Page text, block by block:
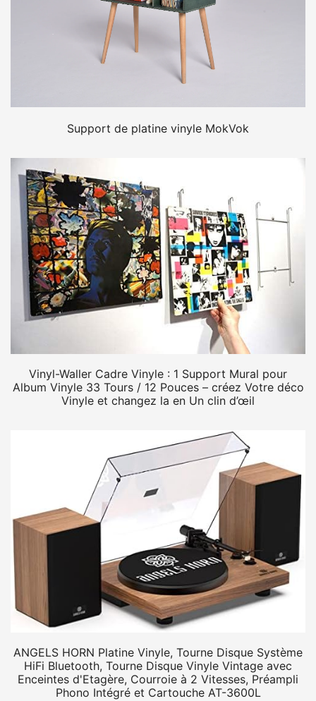
Support de platine vinyle MokVok
Vinyl-Waller Cadre Vinyle : 1 Support Mural pour
Album Vinyle 33 Tours / 12 Pouces – créez Votre déco
Vinyle et changez la en Un clin d’œil
ANGELS HORN Platine Vinyle, Tourne Disque Système
HiFi Bluetooth, Tourne Disque Vinyle Vintage avec
Enceintes d'Etagère, Courroie à 2 Vitesses, Préampli
Phono Intégré et Cartouche AT-3600L